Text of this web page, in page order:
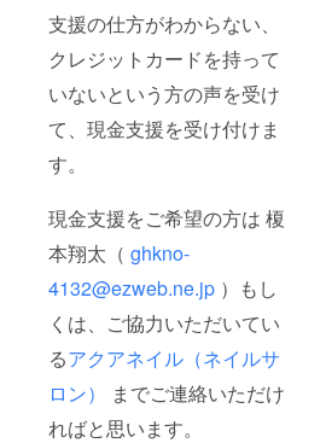
支援の仕方がわからない、
クレジットカードを持って
いないという方の声を受け
て、現金支援を受け付けま
す。
現金支援をご希望の方は 榎
本翔太（ ghkno-
4132@ezweb.ne.jp ）もし
くは、ご協力いただいてい
るアクアネイル（ネイルサ
ロン）
までご連絡いただけ
ればと思います。